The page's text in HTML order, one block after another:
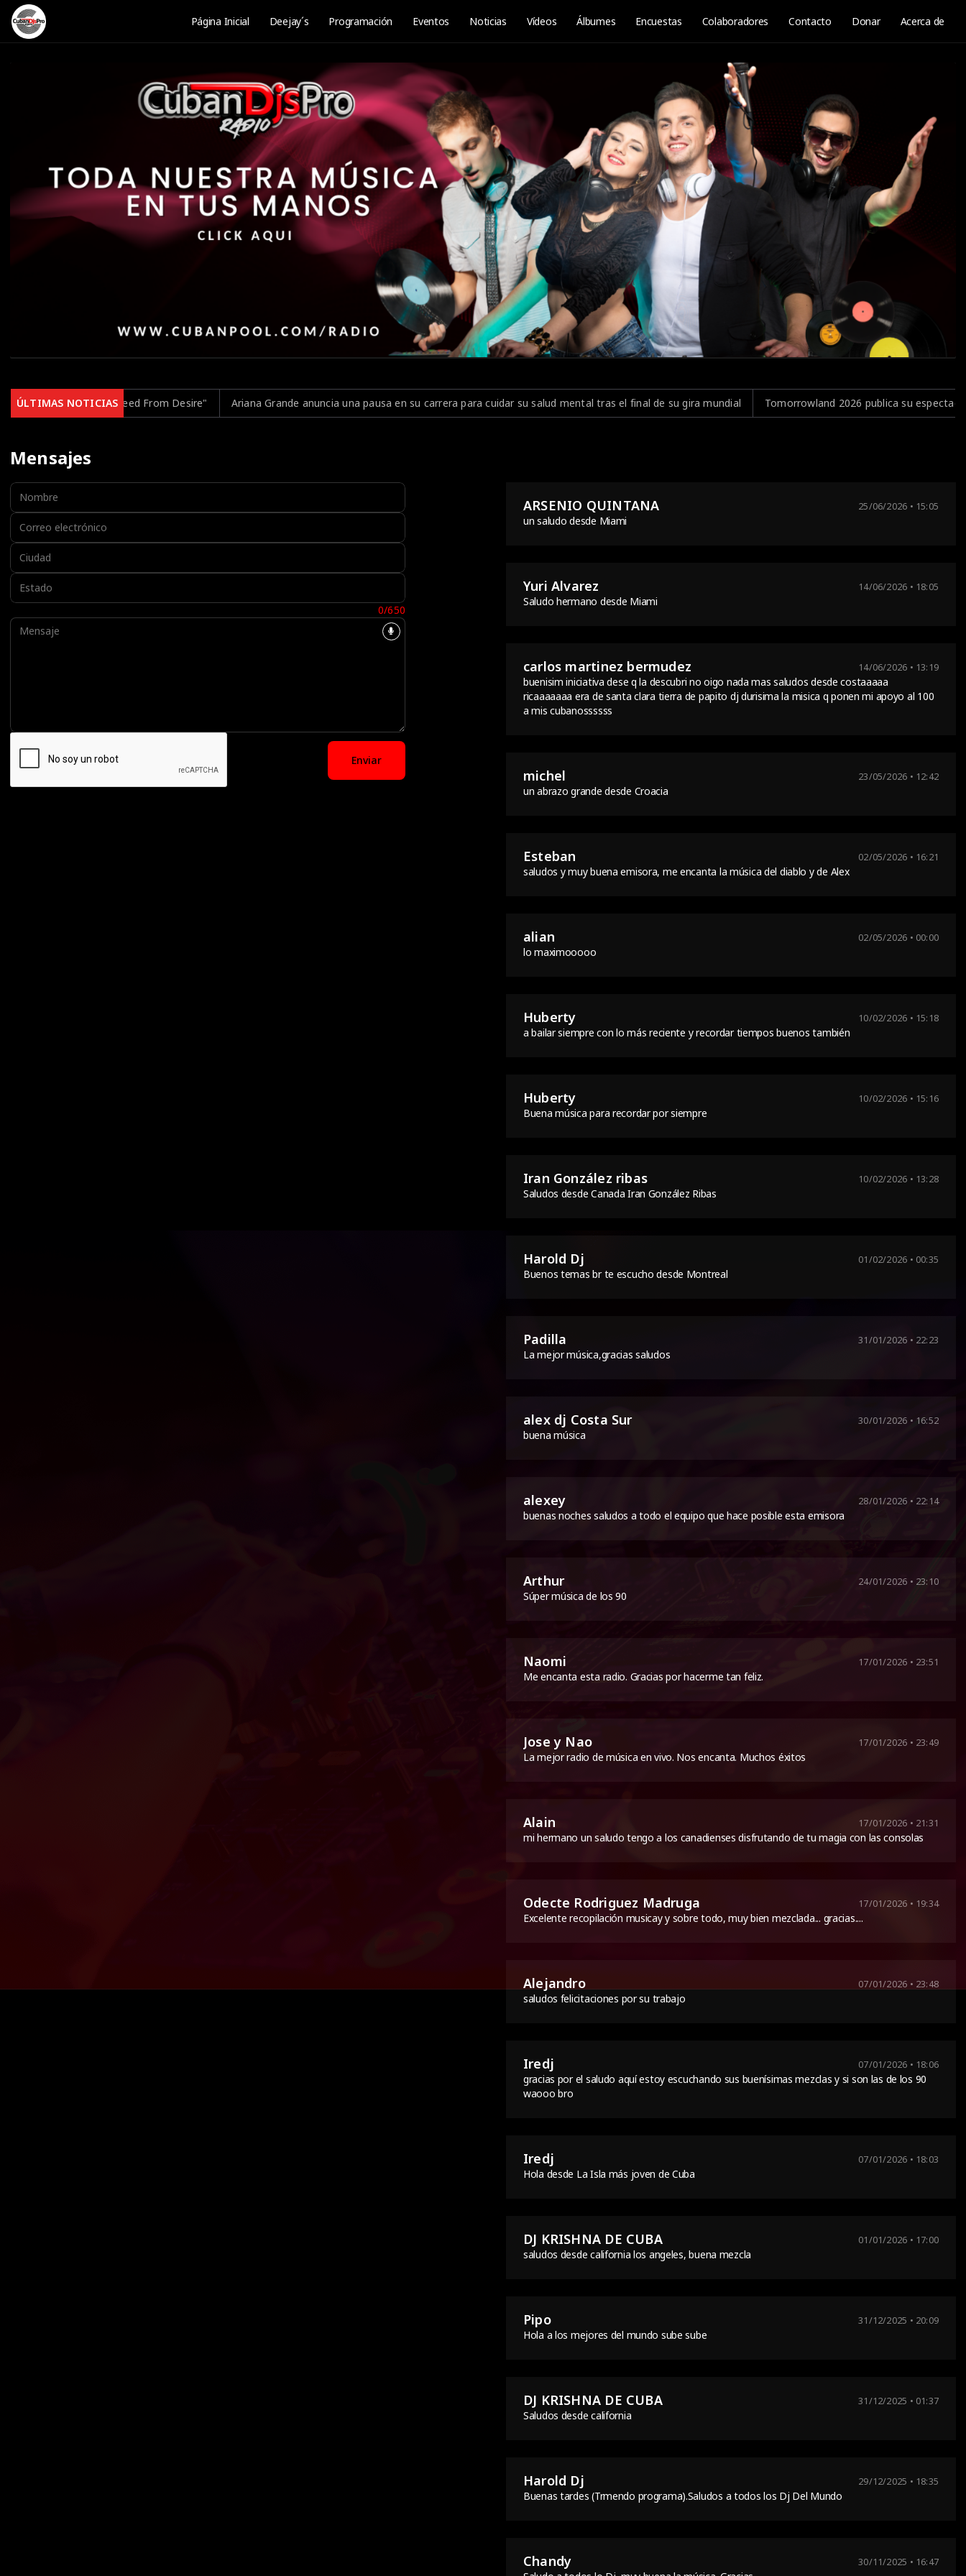
Página Inicial Deejay´s Programación Eventos Noticias Vídeos Álbumes Encuestas Colaboradores Contacto Donar Acerca de
ÚLTIMAS NOTICIAS
Desire" Ariana Grande anuncia una pausa en su carrera para cuidar su salud mental tras el final de su gira mundial Tomorrowland 2026 publica su espectacular aftermovie oficial y
Mensajes
Nombre:
Correo electrónico:
Ciudad:
Estado:
0/650
Enviar
ARSENIO QUINTANA 25/06/2026 • 15:05
un saludo desde Miami
Yuri Alvarez 14/06/2026 • 18:05
Saludo hermano desde Miami
carlos martinez bermudez 14/06/2026 • 13:19
buenisim iniciativa dese q la descubri no oigo nada mas saludos desde costaaaaa
ricaaaaaaa era de santa clara tierra de papito dj durisima la misica q ponen mi apoyo al 100
a mis cubanossssss
michel 23/05/2026 • 12:42
un abrazo grande desde Croacia
Esteban 02/05/2026 • 16:21
saludos y muy buena emisora, me encanta la música del diablo y de Alex
alian 02/05/2026 • 00:00
lo maximooooo
Huberty 10/02/2026 • 15:18
a bailar siempre con lo más reciente y recordar tiempos buenos también
Huberty 10/02/2026 • 15:16
Buena música para recordar por siempre
Iran González ribas 10/02/2026 • 13:28
Saludos desde Canada Iran González Ribas
Harold Dj 01/02/2026 • 00:35
Buenos temas br te escucho desde Montreal
Padilla 31/01/2026 • 22:23
La mejor música,gracias saludos
alex dj Costa Sur 30/01/2026 • 16:52
buena música
alexey 28/01/2026 • 22:14
buenas noches saludos a todo el equipo que hace posible esta emisora
Arthur 24/01/2026 • 23:10
Súper música de los 90
Naomi 17/01/2026 • 23:51
Me encanta esta radio. Gracias por hacerme tan feliz.
Jose y Nao 17/01/2026 • 23:49
La mejor radio de música en vivo. Nos encanta. Muchos éxitos
Alain 17/01/2026 • 21:31
mi hermano un saludo tengo a los canadienses disfrutando de tu magia con las consolas
Odecte Rodriguez Madruga 17/01/2026 • 19:34
Excelente recopilación musicay y sobre todo, muy bien mezclada... gracias....
Alejandro 07/01/2026 • 23:48
saludos felicitaciones por su trabajo
Iredj 07/01/2026 • 18:06
gracias por el saludo aquí estoy escuchando sus buenísimas mezclas y si son las de los 90
waooo bro
Iredj 07/01/2026 • 18:03
Hola desde La Isla más joven de Cuba
DJ KRISHNA DE CUBA 01/01/2026 • 17:00
saludos desde california los angeles, buena mezcla
Pipo 31/12/2025 • 20:09
Hola a los mejores del mundo sube sube
DJ KRISHNA DE CUBA 31/12/2025 • 01:37
Saludos desde california
Harold Dj 29/12/2025 • 18:35
Buenas tardes (Trmendo programa).Saludos a todos los Dj Del Mundo
Chandy 30/11/2025 • 16:47